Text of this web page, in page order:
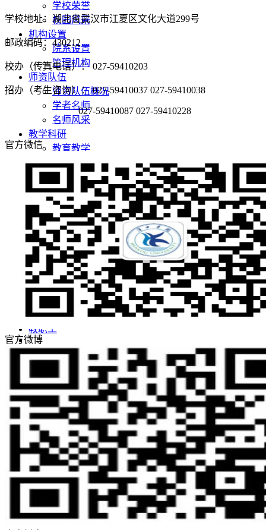
学校荣誉
校园风景
机构设置
院系设置
管理机构
师资队伍
师资队伍概况
学者名师
名师风采
教学科研
教育教学
科学研究
党建阵地
团学天地
招生就业
招生网
就业网
领导关怀
评估工作
合作交流
学生
教职工
智慧汉院
图书馆
信息公开
邮件系统
人才招聘
学校地址：湖北省武汉市江夏区文化大道299号
邮政编码：430212
校办（传真电话）： 027-59410203
招办（考生咨询）： 027-59410037 027-59410038
027-59410087 027-59410228
官方微信
官方微博